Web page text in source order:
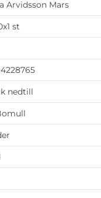
Arvidsson Mars
st
nedtill